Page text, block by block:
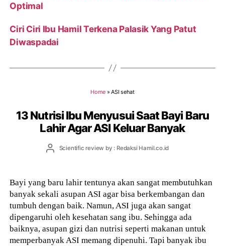
Optimal
Ciri Ciri Ibu Hamil Terkena Palasik Yang Patut
Diwaspadai
Home »ASI sehat
13 Nutrisi Ibu Menyusui Saat Bayi Baru
Lahir Agar ASI Keluar Banyak
PostScientific review by : Redaksi Hamil.co.id
Bayi yang baru lahir tentunya akan sangat membutuhkan
banyak sekali asupan ASI agar bisa berkembangan dan
tumbuh dengan baik. Namun, ASI juga akan sangat
dipengaruhi oleh kesehatan sang ibu. Sehingga ada
baiknya, asupan gizi dan nutrisi seperti makanan untuk
memperbanyak ASI memang dipenuhi. Tapi banyak ibu